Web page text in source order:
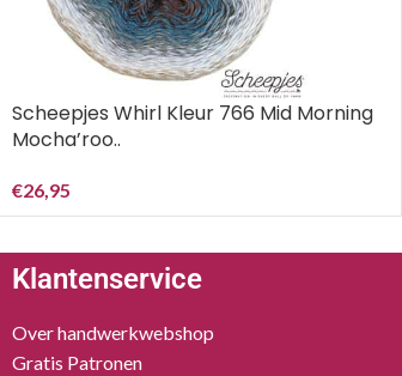
Scheepjes Whirl Kleur 766 Mid Morning
Mocha’roo..
€26,95
Klantenservice
Over handwerkwebshop
Gratis Patronen